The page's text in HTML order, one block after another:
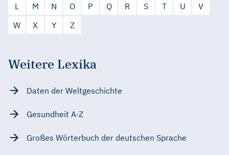
L
M N O P Q R S T U
V
W
X Y Z
Weitere Lexika
Daten der Weltgeschichte
Gesundheit A-Z
Großes Wörterbuch der deutschen Sprache